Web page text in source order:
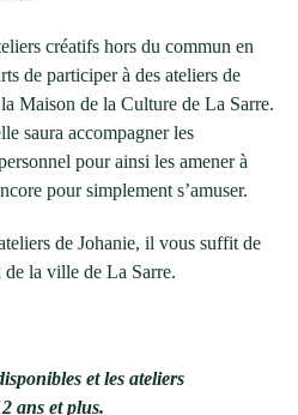
créatifs hors du commun en
de participer à des ateliers de
Maison de la Culture de La Sarre.
saura accompagner les
pour ainsi les amener à
pour simplement s’amuser.
de Johanie, il vous suffit de
la ville de La Sarre.
et les ateliers
ans et plus.